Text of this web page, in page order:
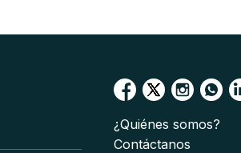
¿Quiénes somos?
Contáctanos